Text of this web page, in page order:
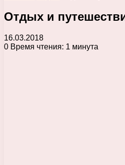
Отдых и
16.03.2018
0 Время чтения: 1 минута